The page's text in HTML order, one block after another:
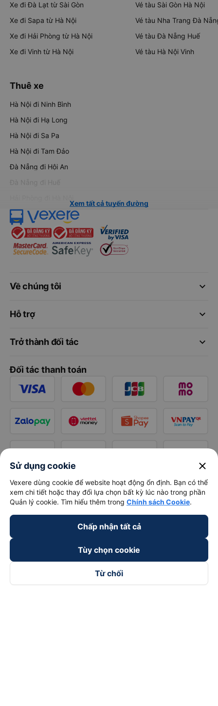
Xe đi Đà Lạt từ Sài Gòn
Xe đi Sapa từ Hà Nội
Xe đi Hải Phòng từ Hà Nội
Xe đi Vinh từ Hà Nội
Vé tàu Sài Gòn Hà Nội
Vé tàu Nha Trang Đà
Vé tàu Đà Nẵng Huế
Vé tàu Hà Nội Vinh
Thuê xe
Hà Nội đi Ninh Bình
Hà Nội đi Hạ Long
Hà Nội đi Sa Pa
Hà Nội đi Tam Đảo
Đà Nẵng đi Hội An
Đà Nẵng đi Huế
Xem tất cả tuyến đường
keyboard_arrow_down
Về chúng tôi
keyboard_arrow_down
Hỗ trợ
keyboard_arrow_down
Trở thành đối tác
Đối tác thanh toán
Sử dụng cookie close
Vexere dùng cookie để website hoạt động ổn định. Bạn có thể
xem chi tiết hoặc thay đổi lựa chọn bất kỳ lúc nào trong phần
Quản lý cookie. Tìm hiểu thêm trong Chính sách Cookie.
Chấp nhận tất cả
Tùy chọn cookie
Từ chối